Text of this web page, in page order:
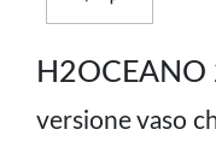
H2OCEANO
versione vaso